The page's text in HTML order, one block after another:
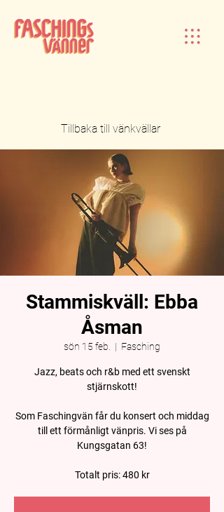
Tillbaka till vänkvällar
Stammiskväll: Ebba
Åsman
sön 15 feb.
  |
Fasching
Jazz, beats och r&b med ett svenskt
stjärnskott!
Som Faschingvän får du konsert och middag
till ett förmånligt vänpris. Vi ses på
Kungsgatan 63!
Totalt pris: 480 kr